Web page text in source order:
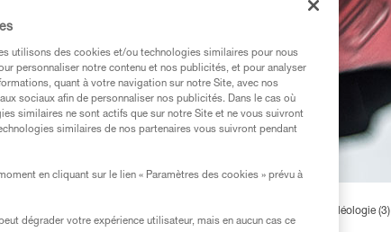
Amarrages rocher spéléologie (3)
utilisons des cookies et/ou technologies similaires pour nous
personnaliser notre contenu et nos publicités, et pour analyser
quant à votre navigation sur notre Site, avec nos
sociaux afin de personnaliser nos publicités. Dans le cas où
similaires ne sont actifs que sur notre Site et ne vous suivront
similaires de nos partenaires vous suivront pendant
en cliquant sur le lien « Paramètres des cookies » prévu à
dégrader votre expérience utilisateur, mais en aucun cas ce